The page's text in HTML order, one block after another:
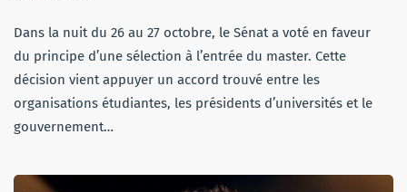
Dans la nuit du 26 au 27 octobre, le Sénat a voté en faveur
du principe d’une sélection à l’entrée du master. Cette
décision vient appuyer un accord trouvé entre les
organisations étudiantes, les présidents d’universités et le
gouvernement…